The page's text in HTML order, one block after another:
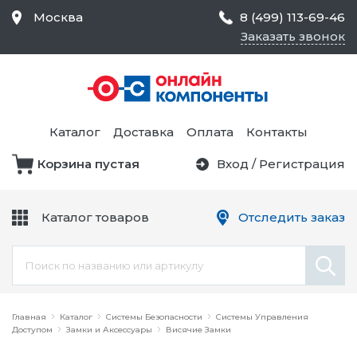
Главная Каталог Системы Безопасности
Системы Управления
Доступом
Замки и Аксессуары Висячие Замки
Москва
8 (499) 113-69-46
Заказать звонок
Каталог Доставка Оплата Контакты
Корзина пустая Вход / Регистрация
Каталог товаров
Средства Контроля
Статического
Электричества и
Безопасности,
Товары для Чистых
Цепи
Оборудование
Отследить заказ